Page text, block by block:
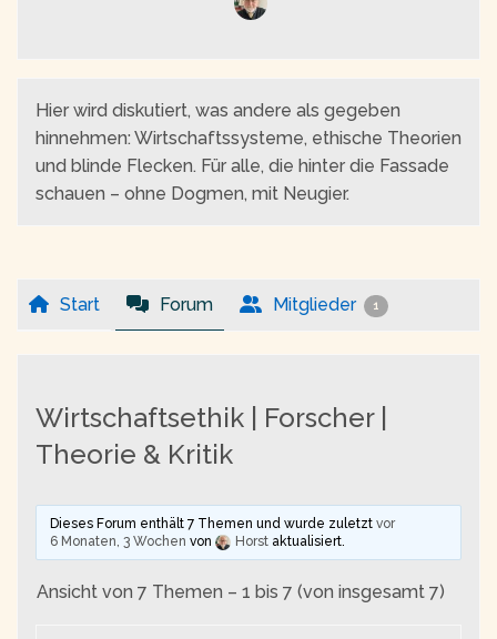
Hier wird diskutiert, was andere als gegeben
hinnehmen: Wirtschaftssysteme, ethische Theorien
und blinde Flecken. Für alle, die hinter die Fassade
schauen – ohne Dogmen, mit Neugier.
Start Forum Mitglieder 1
Wirtschaftsethik | Forscher |
Theorie & Kritik
Dieses Forum enthält 7 Themen und wurde zuletzt vor
6 Monaten, 3 Wochen von Horstaktualisiert.
Ansicht von 7 Themen – 1 bis 7 (von insgesamt 7)